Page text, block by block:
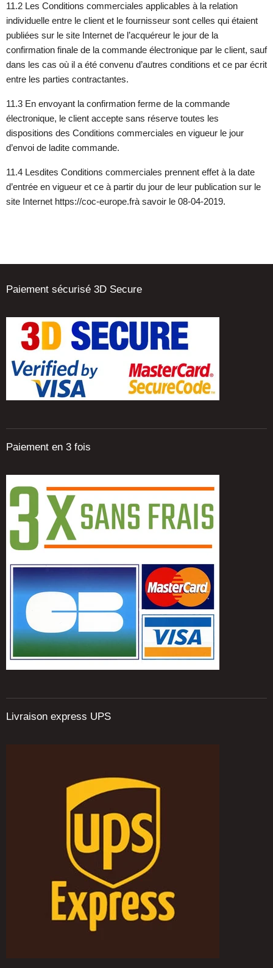
11.2 Les Conditions commerciales applicables à la relation
individuelle entre le client et le fournisseur sont celles qui étaient
publiées sur le site Internet de l’acquéreur le jour de la
confirmation finale de la commande électronique par le client, sauf
dans les cas où il a été convenu d’autres conditions et ce par écrit
entre les parties contractantes.
11.3 En envoyant la confirmation ferme de la commande
électronique, le client accepte sans réserve toutes les
dispositions des Conditions commerciales en vigueur le jour
d’envoi de ladite commande.
11.4 Lesdites Conditions commerciales prennent effet à la date
d’entrée en vigueur et ce à partir du jour de leur publication sur le
site Internet https://coc-europe.frà savoir le 08-04-2019.
Paiement sécurisé 3D Secure
Paiement en 3 fois
Livraison express UPS